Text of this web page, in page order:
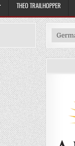
THEO TRAILHOPPER